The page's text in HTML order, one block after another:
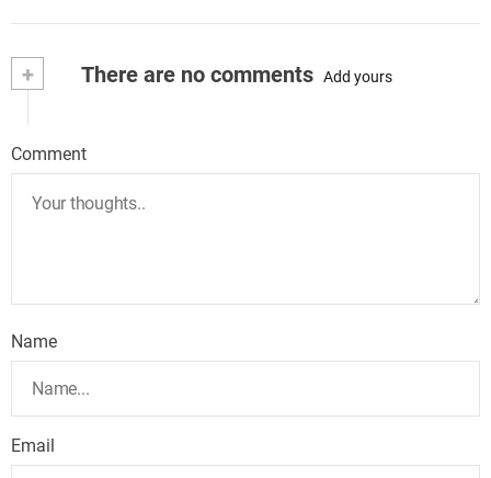
+ There are no comments Add yours
Comment
Name
Email